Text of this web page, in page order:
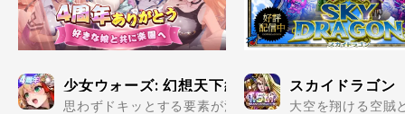
少女ウォーズ: 幻想天下統一戦
思わずドキッとする要素が満載の美少女だらけで楽し
スカイドラゴン
大空を翔ける空賊